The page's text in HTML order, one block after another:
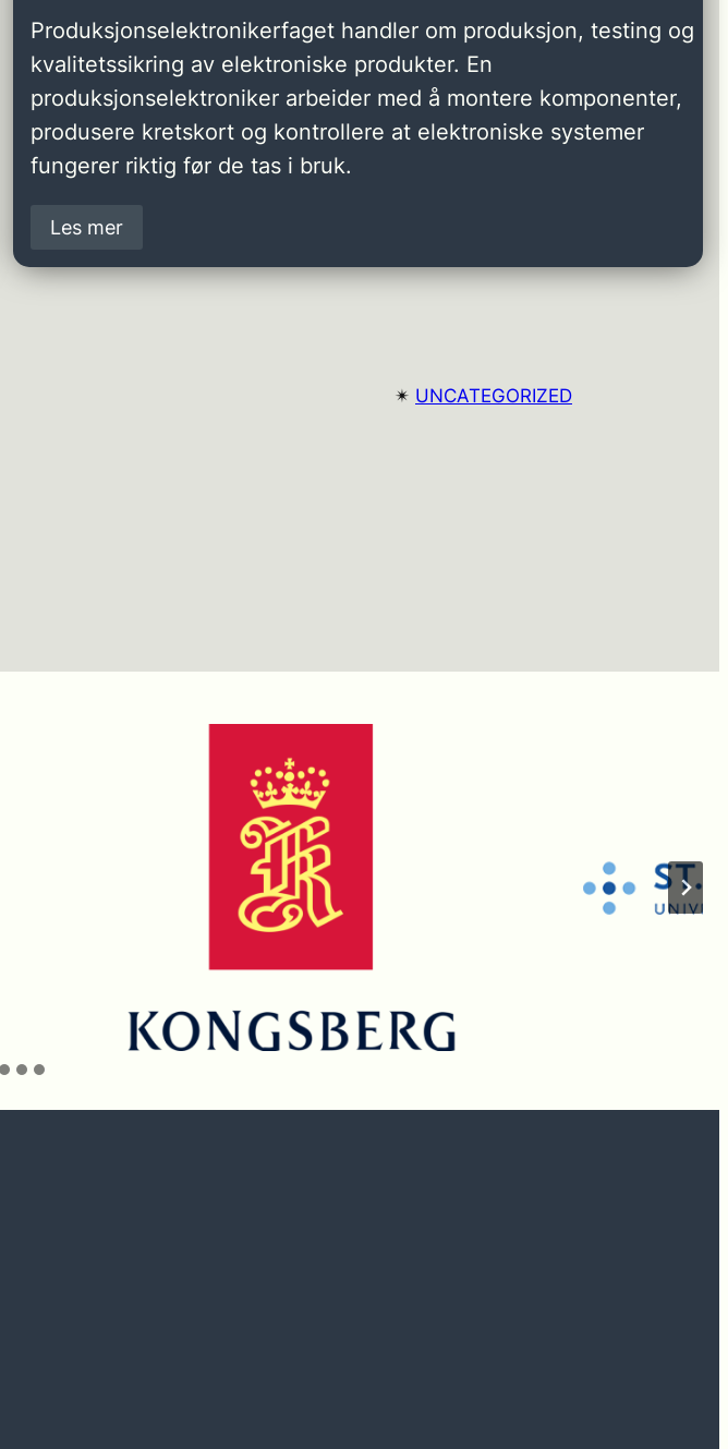
Produksjonselektronikerfaget handler om produksjon, testing og
kvalitetssikring av elektroniske produkter. En
produksjonselektroniker arbeider med å montere komponenter,
produsere kretskort og kontrollere at elektroniske systemer
fungerer riktig før de tas i bruk.
Les mer
✴︎ UNCATEGORIZED